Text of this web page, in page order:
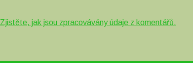
Zjistěte, jak jsou zpracovávány údaje z komentářů.